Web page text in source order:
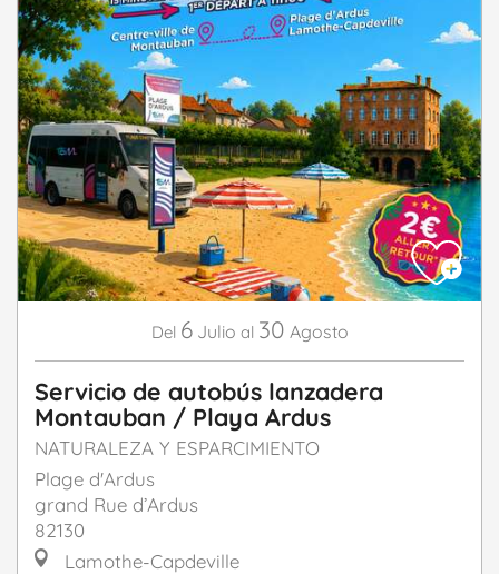
Del 6 Julio al 30 Agosto
Servicio de autobús lanzadera
Montauban / Playa Ardus
NATURALEZA Y ESPARCIMIENTO
Plage d'Ardus
grand Rue d’Ardus
82130
Lamothe-Capdeville